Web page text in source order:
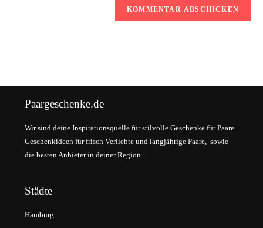
Paargeschenke.de
Wir sind deine Inspirationsquelle für stilvolle Geschenke für Paare.
Geschenkideen für frisch Verliebte und langjährige Paare, sowie
die besten Anbieter in deiner Region.
Städte
Hamburg